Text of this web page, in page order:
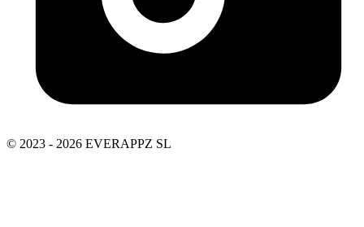
© 2023 - 2026 EVERAPPZ SL